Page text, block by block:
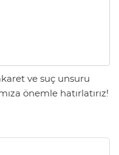
ve suç unsuru
önemle hatırlatırız!